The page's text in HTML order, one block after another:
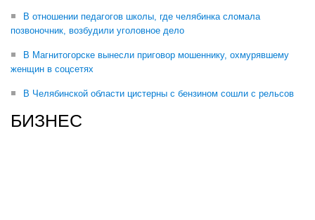
В отношении педагогов школы, где челябинка сломала
позвоночник, возбудили уголовное дело
В Магнитогорске вынесли приговор мошеннику, охмурявшему
женщин в соцсетях
В Челябинской области цистерны с бензином сошли с рельсов
БИЗНЕС